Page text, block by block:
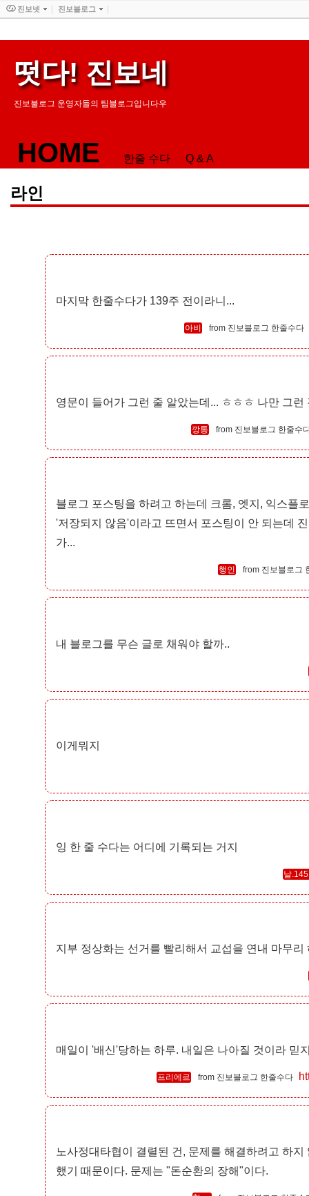
떳다! 진보네
진보불로그 운영자들의 팀블로그입니다우
HOME 한줄 수다 Q & A
라인
마지막 한줄수다가 139주 전이라니...
아비 진보블로그 한줄수다
영문이 들어가 그런 줄 알았는데... ㅎㅎㅎ 나만 그런
깡통 진보블로그 한줄수
블로그 포스팅을 하려고 하는데 크롬, 엣지, 익스플
'저장되지 않음'이라고 뜨면서 포스팅이 안 되는데
가...
행인 진보블로그
내 블로그를 무슨 글로 채워야 할까..
이게뭐지
잉 한 줄 수다는 어디에 기록되는 거지
날
지부 정상화는 선거를 빨리해서 교섭을 연내 마무리
매일이 '배신'당하는 하루. 내일은 나아질 것이라 믿
프리에르 진보블로그 한줄수다
노사정대타협이 결렬된 건, 문제를 해결하려고 하
했기 때문이다. 문제는 "돈순환의 장해"이다.
진보넷 진보블로그